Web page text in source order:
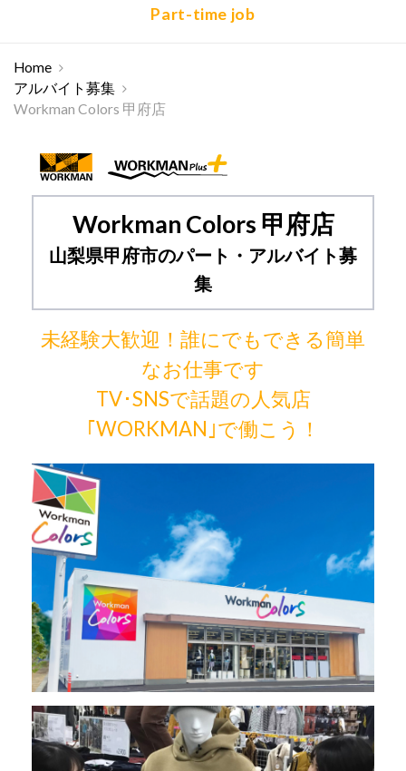
Part-time job
Home
アルバイト募集
Workman Colors 甲府店
Workman Colors 甲府店
山梨県甲府市のパート・アルバイト募
集
未経験大歓迎！誰にでもできる簡単
なお仕事です
TV･SNSで話題の人気店
｢WORKMAN｣で働こう！